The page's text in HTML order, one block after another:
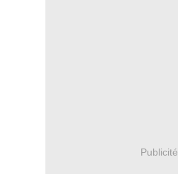
Publicité